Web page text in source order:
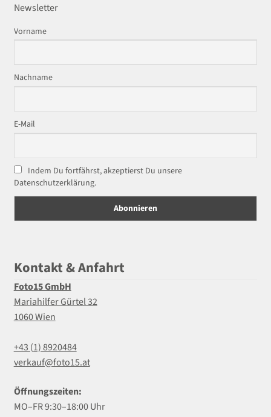
Newsletter
Vorname
Nachname
E-Mail
Indem Du fortfährst, akzeptierst Du unsere
Datenschutzerklärung.
Kontakt & Anfahrt
Foto15 GmbH
Mariahilfer Gürtel 32
1060 Wien
+43 (1) 8920484
verkauf@foto15.at
Öffnungszeiten:
MO–FR 9:30–18:00 Uhr